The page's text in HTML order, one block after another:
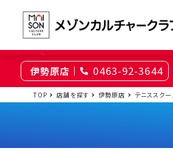
東京
綾瀬
神奈川
伊勢原店 0463-92-3644
TOP 店舗を探す 伊勢原店 テニススクー